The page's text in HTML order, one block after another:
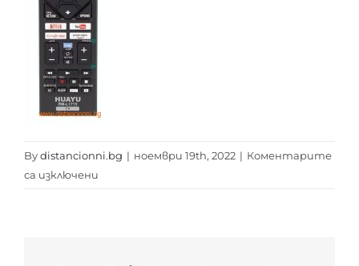
Bydistancionni.bg | ноември 19th, 2022 | Коментарите
са изключени